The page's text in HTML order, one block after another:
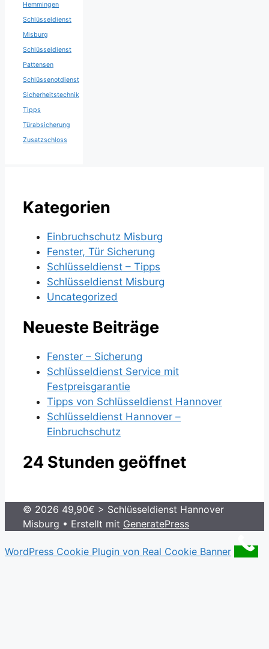
Hemmingen
Schlüsseldienst
Misburg
Schlüsseldienst
Pattensen
Schlüssenotdienst
Sicherheitstechnik
Tipps
Türabsicherung
Zusatzschloss
Kategorien
Einbruchschutz Misburg
Fenster, Tür Sicherung
Schlüsseldienst – Tipps
Schlüsseldienst Misburg
Uncategorized
Neueste Beiträge
Fenster – Sicherung
Schlüsseldienst Service mit
Festpreisgarantie
Tipps von Schlüsseldienst Hannover
Schlüsseldienst Hannover –
Einbruchschutz
24 Stunden geöffnet
© 2026 49,90€ > Schlüsseldienst Hannover
Misburg • Erstellt mit GeneratePress
WordPress Cookie Plugin von Real Cookie Banner